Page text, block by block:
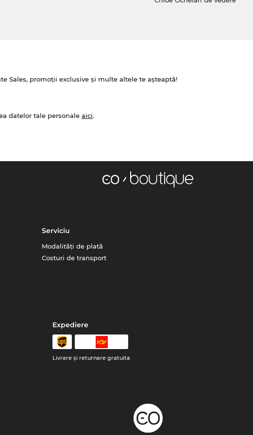
Sales, promoții exclusive și multe altele te așteaptă!
datelor tale personale aici.
Serviciu
Modalități de plată
Costuri de transport
Expediere
Livrare şi returnare gratuita